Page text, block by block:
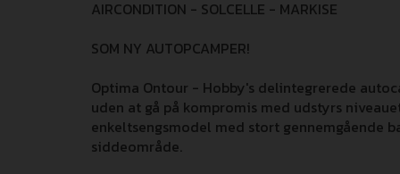
AIRCONDITION - SOLCELLE - MARKISE
SOM NY AUTOPCAMPER!
Optima Ontour - Hobby's delintegrerede
uden at gå på kompromis med udstyrs
enkeltsengsmodel med stort gennemgående
siddeområde.